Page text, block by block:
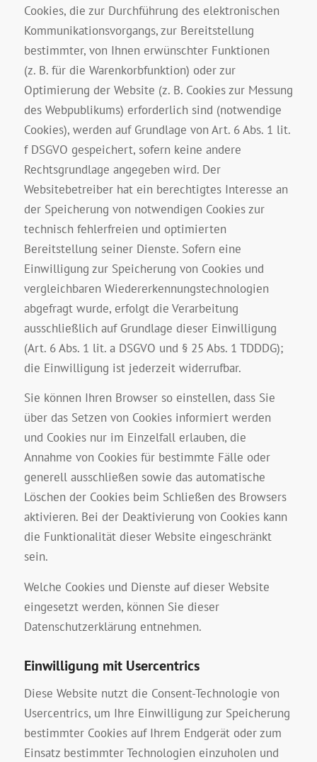
Cookies, die zur Durchführung des elektronischen
Kommunikationsvorgangs, zur Bereitstellung
bestimmter, von Ihnen erwünschter Funktionen
(z. B. für die Warenkorbfunktion) oder zur
Optimierung der Website (z. B. Cookies zur Messung
des Webpublikums) erforderlich sind (notwendige
Cookies), werden auf Grundlage von Art. 6 Abs. 1 lit.
f DSGVO gespeichert, sofern keine andere
Rechtsgrundlage angegeben wird. Der
Websitebetreiber hat ein berechtigtes Interesse an
der Speicherung von notwendigen Cookies zur
technisch fehlerfreien und optimierten
Bereitstellung seiner Dienste. Sofern eine
Einwilligung zur Speicherung von Cookies und
vergleichbaren Wiedererkennungstechnologien
abgefragt wurde, erfolgt die Verarbeitung
ausschließlich auf Grundlage dieser Einwilligung
(Art. 6 Abs. 1 lit. a DSGVO und § 25 Abs. 1 TDDDG);
die Einwilligung ist jederzeit widerrufbar.
Sie können Ihren Browser so einstellen, dass Sie
über das Setzen von Cookies informiert werden
und Cookies nur im Einzelfall erlauben, die
Annahme von Cookies für bestimmte Fälle oder
generell ausschließen sowie das automatische
Löschen der Cookies beim Schließen des Browsers
aktivieren. Bei der Deaktivierung von Cookies kann
die Funktionalität dieser Website eingeschränkt
sein.
Welche Cookies und Dienste auf dieser Website
eingesetzt werden, können Sie dieser
Datenschutzerklärung entnehmen.
Einwilligung mit Usercentrics
Diese Website nutzt die Consent-Technologie von
Usercentrics, um Ihre Einwilligung zur Speicherung
bestimmter Cookies auf Ihrem Endgerät oder zum
Einsatz bestimmter Technologien einzuholen und